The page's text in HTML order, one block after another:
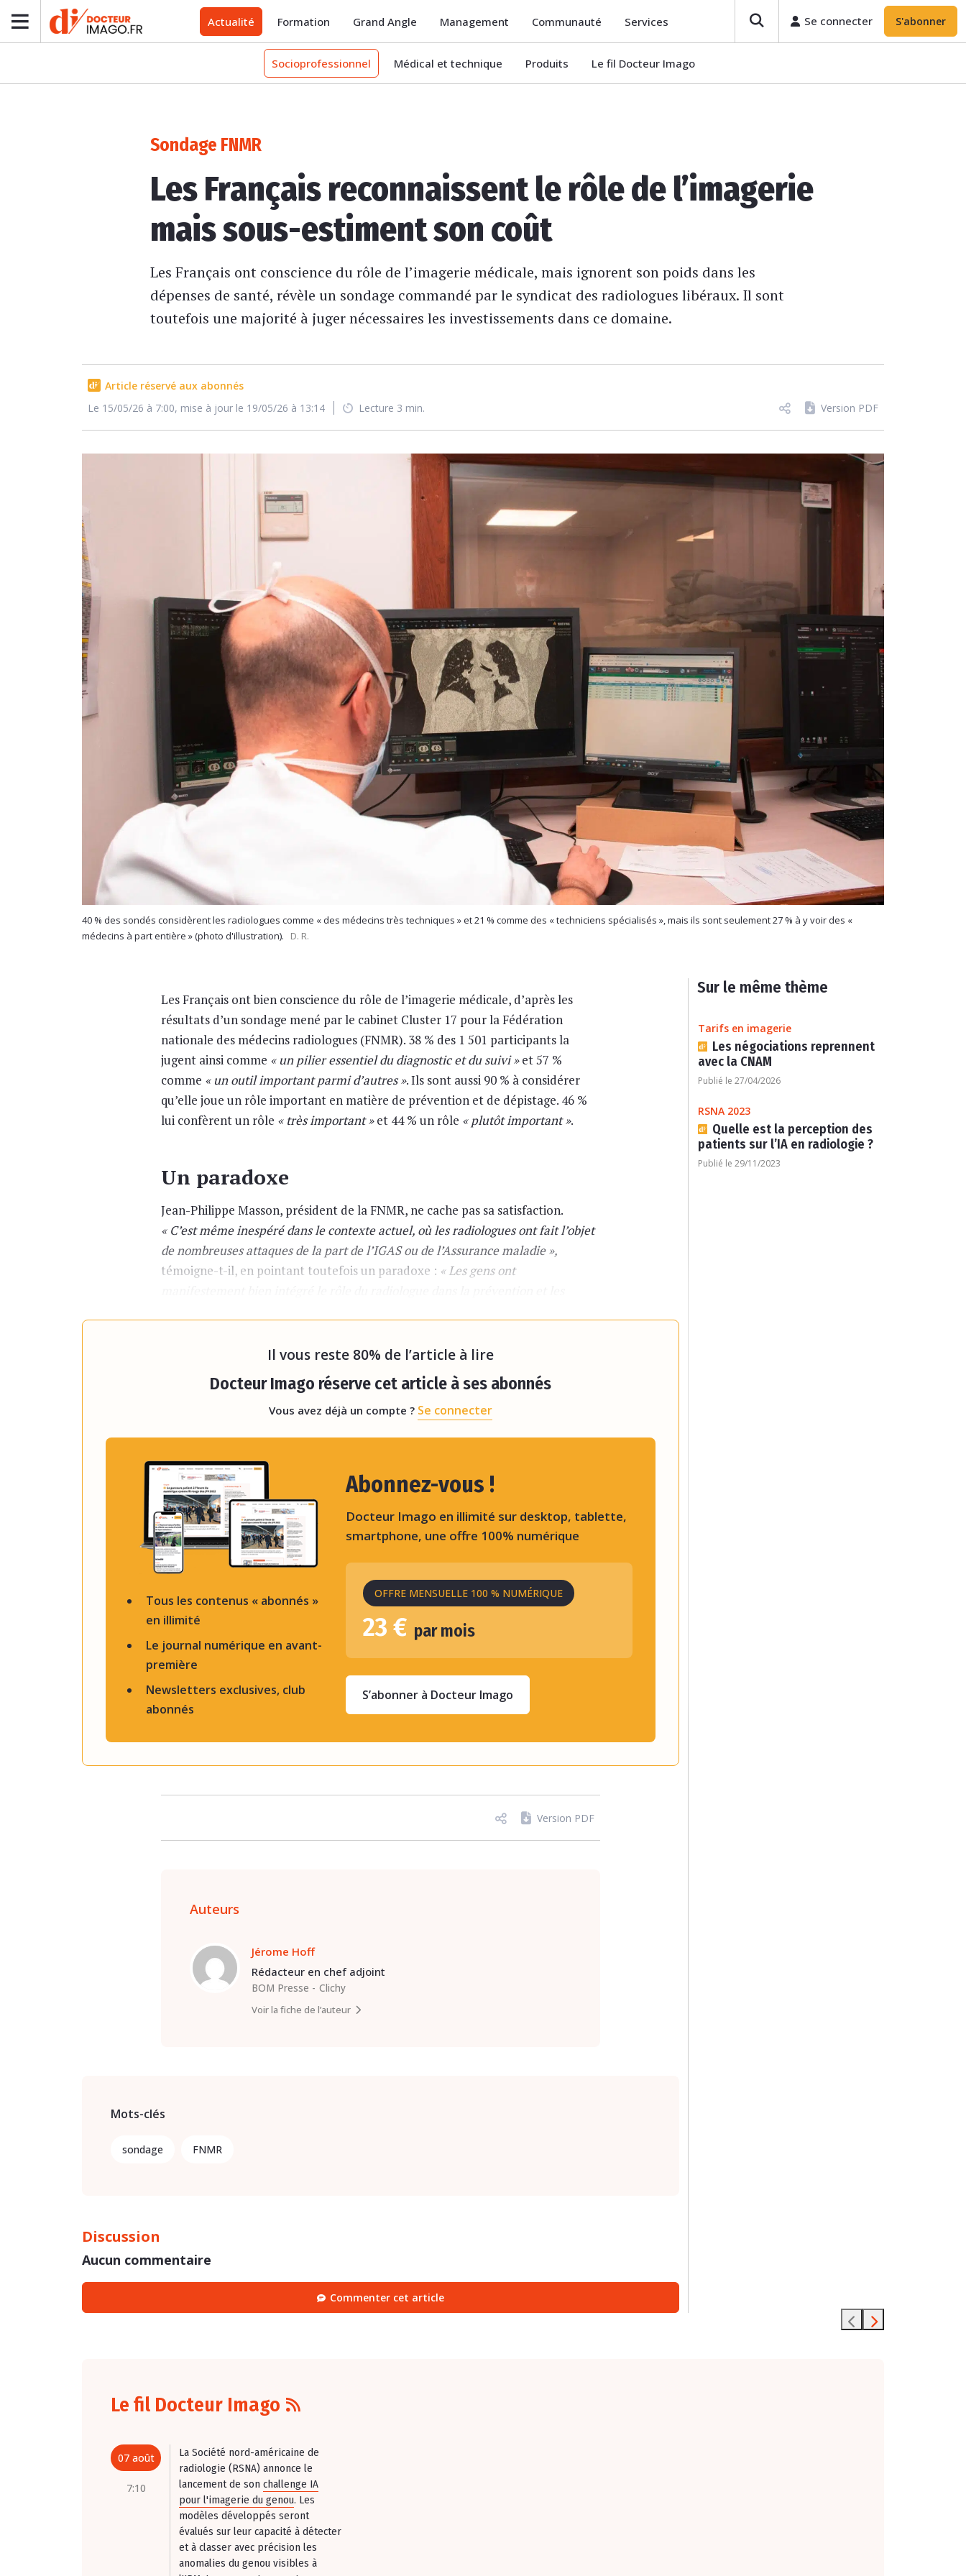
Actualité Formation Grand Angle Management Communauté Services Se connecter S'abonner
Socioprofessionnel Médical et technique Produits Le fil Docteur Imago
Sondage FNMR
Les Français reconnaissent le rôle de l’imagerie
mais sous-estiment son coût
Les Français ont conscience du rôle de l’imagerie médicale, mais ignorent son poids dans les
dépenses de santé, révèle un sondage commandé par le syndicat des radiologues libéraux. Il sont
toutefois une majorité à juger nécessaires les investissements dans ce domaine.
Article réservé aux abonnés
Le 15/05/26 à 7:00, mise à jour le 19/05/26 à 13:14
Lecture 3 min. Version PDF
40 % des sondés considèrent les radiologues comme « des médecins très techniques » et 21 % comme des « techniciens spécialisés », mais ils sont seulement 27 % à y voir des «
médecins à part entière » (photo d'illustration).
D. R.
Les Français ont bien conscience du rôle de l’imagerie médicale, d’après les
résultats d’un sondage mené par le cabinet Cluster 17 pour la Fédération
nationale des médecins radiologues (FNMR). 38 % des 1 501 participants la
jugent ainsi comme « un pilier essentiel du diagnostic et du suivi »et 57 %
comme « un outil important parmi d’autres ». Ils sont aussi 90 % à considérer
qu’elle joue un rôle important en matière de prévention et de dépistage. 46 %
lui confèrent un rôle « très important »et 44 % un rôle « plutôt important ».
Un paradoxe
Jean-Philippe Masson, président de la FNMR, ne cache pas sa satisfaction.
« C’est même inespéré dans le contexte actuel, où les radiologues ont fait l’objet
de nombreuses attaques de la part de l’IGAS ou de l’Assurance maladie »,
témoigne-t-il, en pointant toutefois un paradoxe : « Les gens ont
Il vous reste 80% de l’article à lire
Docteur Imago réserve cet article à ses abonnés
Vous avez déjà un compte ? Se connecter
Tous les contenus « abonnés »
en illimité
Le journal numérique en avant-
première
Newsletters exclusives, club
abonnés
Abonnez-vous !
Docteur Imago en illimité sur desktop, tablette,
smartphone, une offre 100% numérique
OFFRE MENSUELLE 100 % NUMÉRIQUE
23 € par mois
S’abonner à Docteur Imago
Version PDF
Auteurs
Jérome Hoff
Rédacteur en chef adjoint
BOM Presse
Clichy
Voir la fiche de l’auteur
Mots-clés
sondage FNMR
Discussion
Aucun commentaire
Commenter cet article
Sur le même thème
Tarifs en imagerie
Les négociations reprennent
avec la CNAM
Publié le 27/04/2026
RSNA 2023
Quelle est la perception des
patients sur l’IA en radiologie ?
Publié le 29/11/2023
Le fil Docteur Imago
07 août
7:10
La Société nord-américaine de
radiologie (RSNA) annonce le
lancement de son challenge IA
pour l'imagerie du genou. Les
modèles développés seront
évalués sur leur capacité à détecter
et à classer avec précision les
anomalies du genou visibles à